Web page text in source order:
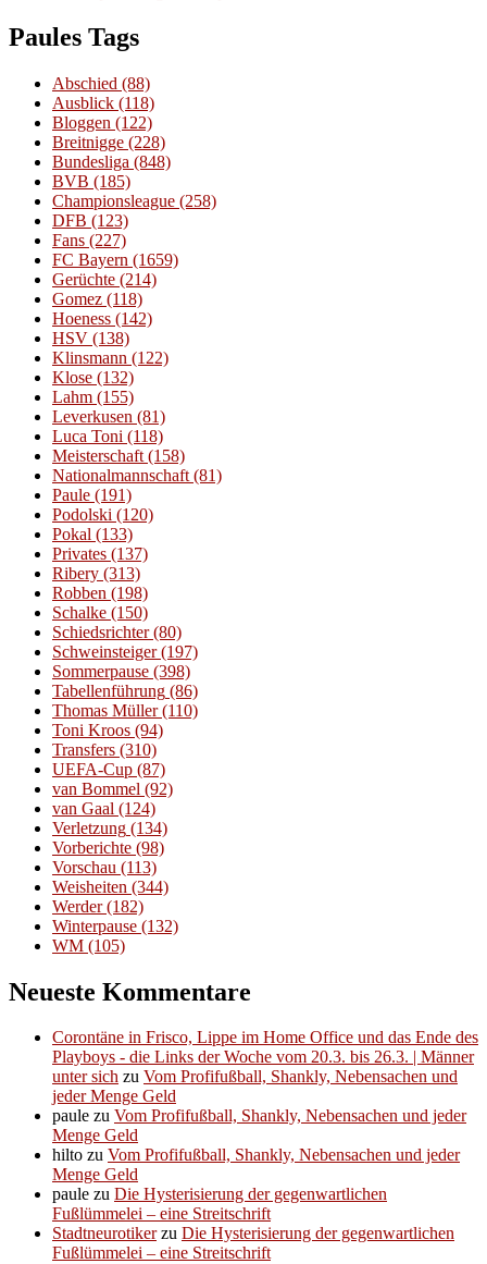
Paules Tags
Abschied (88)
Ausblick (118)
Bloggen (122)
Breitnigge (228)
Bundesliga (848)
BVB (185)
Championsleague (258)
DFB (123)
Fans (227)
FC Bayern (1659)
Gerüchte (214)
Gomez (118)
Hoeness (142)
HSV (138)
Klinsmann (122)
Klose (132)
Lahm (155)
Leverkusen (81)
Luca Toni (118)
Meisterschaft (158)
Nationalmannschaft (81)
Paule (191)
Podolski (120)
Pokal (133)
Privates (137)
Ribery (313)
Robben (198)
Schalke (150)
Schiedsrichter(80)
Schweinsteiger(197)
Sommerpause (398)
Tabellenführung (86)
Thomas Müller(110)
Toni Kroos (94)
Transfers (310)
UEFA-Cup (87)
van Bommel (92)
van Gaal (124)
Verletzung (134)
Vorberichte (98)
Vorschau (113)
Weisheiten (344)
Werder(182)
Winterpause (132)
WM (105)
Neueste Kommentare
Corontäne in Frisco, Lippe im Home Office und das Ende des
Playboys - die Links der Woche vom 20.3. bis 26.3. | Männer
unter sich zu Vom Profifußball, Shankly, Nebensachen und
jeder Menge Geld
paule zu Vom Profifußball, Shankly, Nebensachen und jeder
Menge Geld
hilto zu Vom Profifußball, Shankly, Nebensachen und jeder
Menge Geld
paule zu Die Hysterisierung der gegenwartlichen
Fußlümmelei – eine Streitschrift
Stadtneurotikerzu Die Hysterisierung der gegenwartlichen
Fußlümmelei – eine Streitschrift